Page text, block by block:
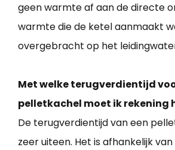
geen warmte af aan de directe
warmte die de ketel aanmaakt
overgebracht op het
Met welke terugverdientijd
pelletkachel moet ik rekening
De terugverdientijd van een
zeer uiteen. Het is afhankelijk